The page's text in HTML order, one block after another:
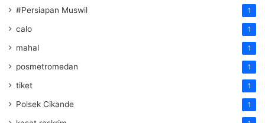
#Persiapan Muswil 1
calo 1
mahal 1
posmetromedan 1
tiket 1
Polsek Cikande 1